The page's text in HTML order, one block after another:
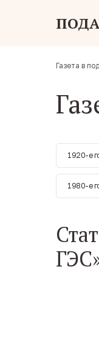
Газета в
1920-е
1980-е